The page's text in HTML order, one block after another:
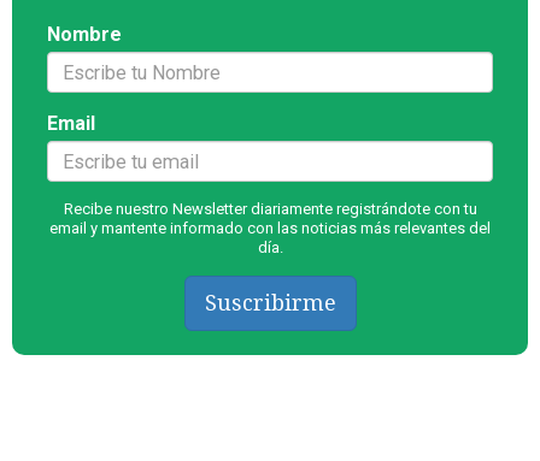
Nombre
Email
Recibe nuestro Newsletter diariamente registrándote con tu
email y mantente informado con las noticias más relevantes del
día.
Suscribirme